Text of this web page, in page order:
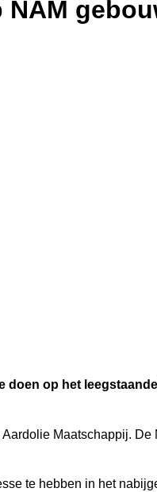
NAM
doen op het
Maatschappij. De
te hebben in het